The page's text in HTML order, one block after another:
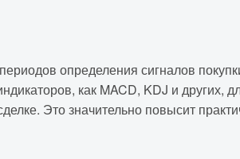
определения сигналов
как MACD, KDJ и других,
Это значительно повысит